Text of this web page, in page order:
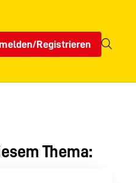
Registrieren
Thema: